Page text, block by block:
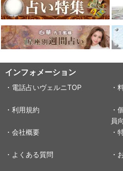
インフォメーション
・電話占いヴェルニTOP ・
・利用規約
・
員
・会社概要
・
・よくある質問 ・